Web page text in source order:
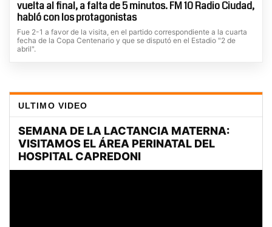
vuelta al final, a falta de 5 minutos. FM 10 Radio Ciudad,
habló con los protagonistas
Fue 2-1 a favor de la visita, en el partido correspondiente a la cuarta
fecha de la Copa Centenario y que se disputó en el Estadio "2 de
abril".
ULTIMO VIDEO